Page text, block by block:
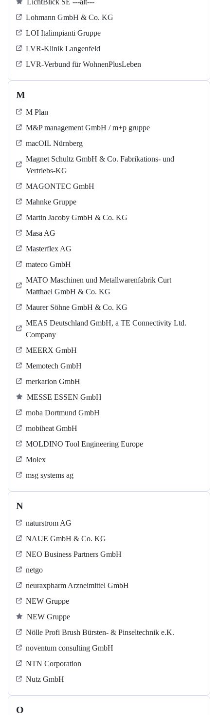
LichtBlick SE ---alt---
Lohmann GmbH & Co. KG
LOI Italimpianti Gruppe
LVR-Klinik Langenfeld
LVR-Verbund für WohnenPlusLeben
M
M Plan
M&P management GmbH / m+p gruppe
macOIL Nürnberg
Magnet Schultz GmbH & Co. Fabrikations- und
Vertriebs-KG
MAGONTEC GmbH
Mahnke Gruppe
Martin Jacoby GmbH & Co. KG
Masa AG
Masterflex AG
mateco GmbH
MATO Maschinen und Metallwarenfabrik Curt
Matthaei GmbH & Co. KG
Maurer Söhne GmbH & Co. KG
MEAS Deutschland GmbH, a TE Connectivity Ltd.
Company
MEERX GmbH
Memotech GmbH
merkarion GmbH
MESSE ESSEN GmbH
moba Dortmund GmbH
mobiheat GmbH
MOLDINO Tool Engineering Europe
Molex
msg systems ag
N
naturstrom AG
NAUE GmbH & Co. KG
NEO Business Partners GmbH
netgo
neuraxpharm Arzneimittel GmbH
NEW Gruppe
NEW Gruppe
Nölle Profi Brush Bürsten- & Pinseltechnik e.K.
noventum consulting GmbH
NTN Corporation
Nutz GmbH
O